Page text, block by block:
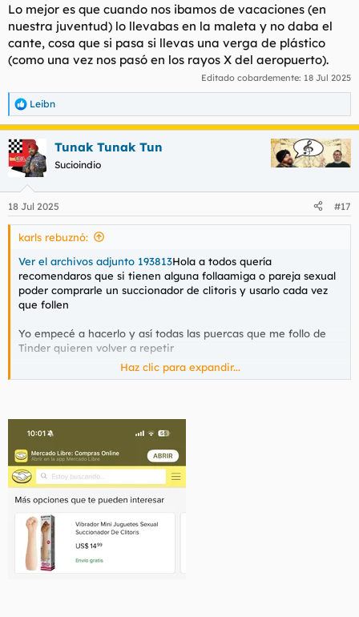
Lo mejor es que cuando nos ibamos de vacaciones (en
nuestra juventud) lo llevabas en la maleta y no daba el
cante, cosa que si pasa si llevas una verga de plástico
(como una vez nos pasó en los rayos X del aeropuerto).
Editado cobardemente: 18 Jul 2025
R
e
a
c
c
i
e
s
Leibn
Tunak Tunak Tun
Sucioindio
18 Jul 2025 #17
karls rebuznó:
Ver el archivos adjunto 193813Hola a todos quería
recomendaros que si tienen alguna follaamiga o pareja sexual
poder comprarle un succionador de clitoris y usarlo cada vez
que follen
Yo empecé a hacerlo y así todas las puercas que me follo de
Tinder quieren volver a repetir
Se vuelven como locas y piden más verga a gritos además de
Yo incluso tengo uno solo y lo uso con varias chicas con la
excusa de que mejor lo guardo en mi casa más seguro y si me
preguntan por qué estaba abierto les digo que solo abrí la caja
por curiosidad
Haz clic para expandir...